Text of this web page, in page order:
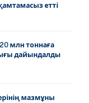
қамтамасыз етті
млн тоннаға
дайындалды
мазмұны